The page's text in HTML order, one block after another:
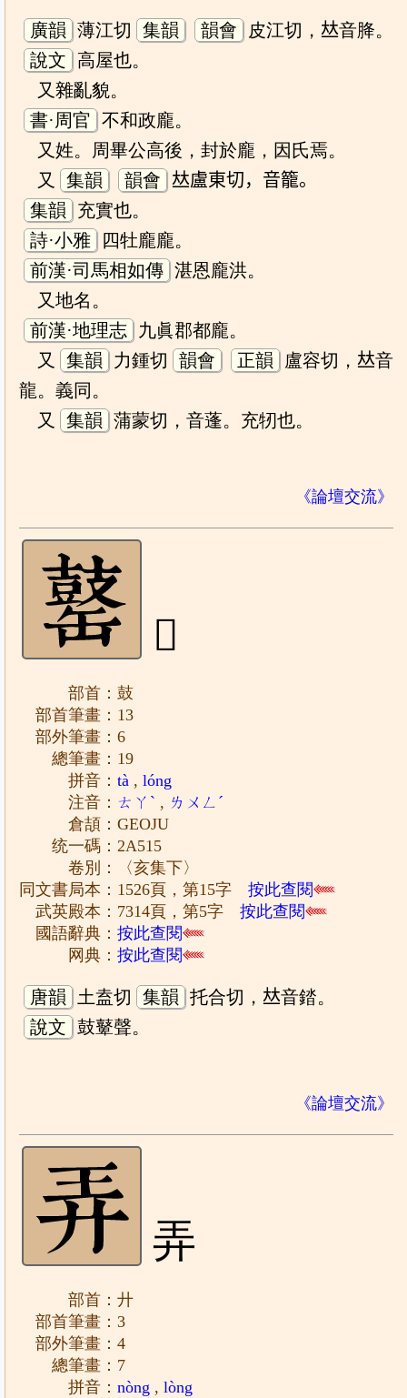
廣韻 薄江切 集韻 韻會
皮江切，𠀤音胮。
說文
高屋也。
又雜亂貌。
書·周官 不和政龐。
又姓。周畢公高後，封於龐，因氏焉。
又
集韻 韻會
𠀤盧東切，音籠。
集韻
充實也。
詩·小雅
四牡龐龐。
前漢·司馬相如傳 湛恩龐洪。
又地名。
前漢·地理志
九眞郡都龐。
又
集韻 力鍾切 韻會 正韻
盧容切，𠀤音
龍。義同。
又
集韻 蒲蒙切，音蓬。充牣也。
《論壇交流》
𪔕
部首：鼓
部首筆畫：13
部外筆畫：6
總筆畫：19
拼音：tà ,lóng
注音： ㄊㄚˋ , ㄌㄨㄥˊ
倉頡：GEOJU
统一碼：2A515
卷別：〈亥集下〉
同文書局本：1526頁，第15字按此查閱
武英殿本：7314頁，第5字按此查閱
國語辭典：按此查閱
网典：按此查閱
唐韻 土盍切 集韻 托合切，𠀤音錔。
說文 鼓鼙聲。
《論壇交流》
弄
部首：廾
部首筆畫：3
部外筆畫：4
總筆畫：7
拼音：nòng ,lòng